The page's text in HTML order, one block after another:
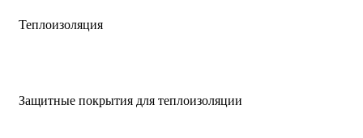
Теплоизоляция
Защитные покрытия для теплоизоляции